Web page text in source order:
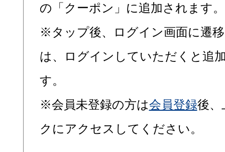
の「クーポン」に追加されます。
※タップ後、ログイン画面に遷
は、ログインしていただくと追
す。
※会員未登録の方は会員登録後、
クにアクセスしてください。